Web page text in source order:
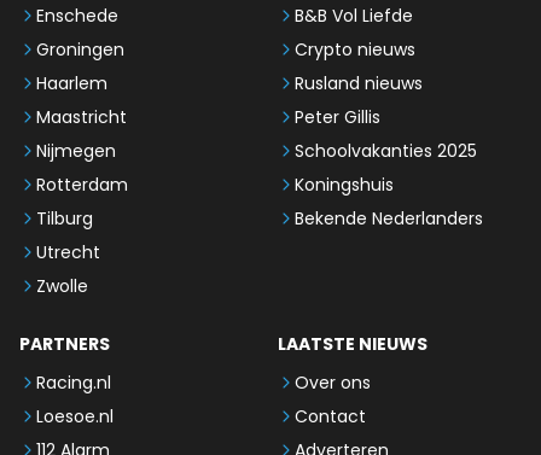
Enschede
Groningen
Haarlem
Maastricht
Nijmegen
Rotterdam
Tilburg
Utrecht
Zwolle
B&B Vol Liefde
Crypto nieuws
Rusland nieuws
Peter Gillis
Schoolvakanties 2025
Koningshuis
Bekende Nederlanders
PARTNERS
Racing.nl
Loesoe.nl
112 Alarm
LAATSTE NIEUWS
Over ons
Contact
Adverteren